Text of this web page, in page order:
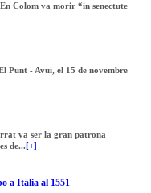
Colom va morir “in senectute
Punt - Avui, el 15 de novembre
va ser la gran patrona
de...[+]
a Itàlia al 1551